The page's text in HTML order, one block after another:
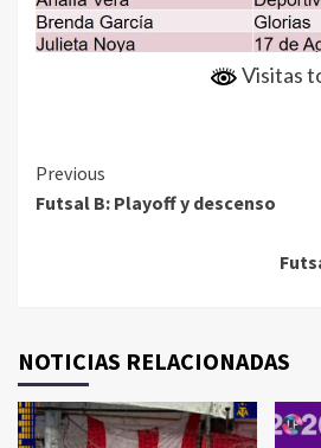
Visitas
Continue
Reading
Previous
Futsal B: Playoff y descenso
NOTICIAS RELACIONADAS